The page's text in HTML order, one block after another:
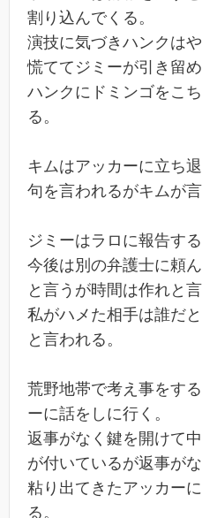
割り込んでくる。
演技に気づきハンクは
慌ててジミーが引き留め
ハンクにドミンゴをこ
る。
キムはアッカーに立ち
句を言われるがキムが言
ジミーはラロに報告する
今後は別の弁護士に頼
と言うが時間は作れと言
私がハメた相手は誰だ
と言われる。
荒野地帯で考え事をす
ーに話をしに行く。
返事がなく鍵を開けて
が付いているが返事がな
粘り出てきたアッカー
る。